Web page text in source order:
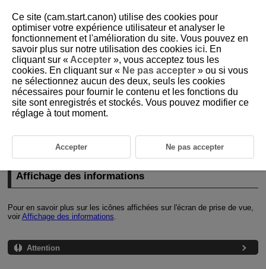
D292-093
Prise de vue générale
Affichage des informations
Précautions générales relatives à la prise de photos
Affichage des informations
Pour en savoir plus sur les icônes affichées sur l'écran de prise de vue,
voir Affichage des informations
Attention
Ce site (cam.start.canon) utilise des cookies pour
optimiser votre expérience utilisateur et analyser le
fonctionnement et l'amélioration du site. Vous pouvez en
savoir plus sur notre utilisation des cookies ici. En
cliquant sur « Accepter », vous acceptez tous les
cookies. En cliquant sur « Ne pas accepter » ou si vous
ne sélectionnez aucun des deux, seuls les cookies
nécessaires pour fournir le contenu et les fonctions du
site sont enregistrés et stockés. Vous pouvez modifier ce
réglage à tout moment.
Accepter Ne pas accepter